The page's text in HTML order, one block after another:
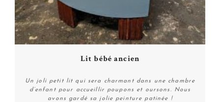
Lit bébé ancien
Un joli petit lit qui sera charmant dans une chambre
d’enfant pour accueillir poupons et oursons. Nous
avons gardé sa jolie peinture patinée !